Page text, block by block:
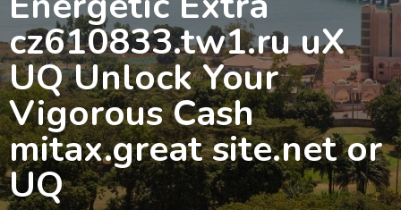
cz610833.tw1.ru uX
UQ Unlock Your
Vigorous Cash
mitax.great site.net or
UQ